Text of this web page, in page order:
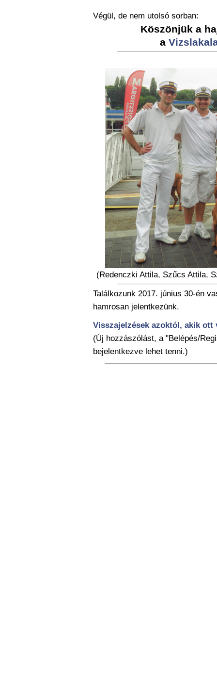
Végül, de nem utolsó sorban:
Köszönjük a
a
(Redenczki Attila, Szűcs Attila,
Találkozunk 2017. június 30-én
hamrosan jelentkezünk.
Visszajelzések azoktól, akik ott
(Új hozzászólást, a "Belépés/
bejelentkezve lehet tenni.)